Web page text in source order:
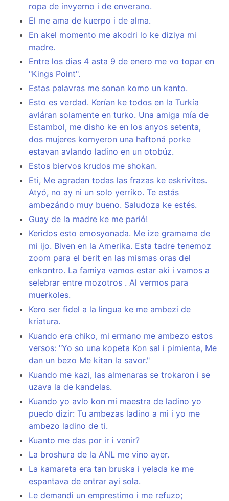
ropa de invyerno i de enverano.
El me ama de kuerpo i de alma.
En akel momento me akodri lo ke diziya mi
madre.
Entre los dias 4 asta 9 de enero me vo topar en
"Kings Point".
Estas palavras me sonan komo un kanto.
Esto es verdad. Kerían ke todos en la Turkía
avláran solamente en turko. Una amiga mía de
Estambol, me disho ke en los anyos setenta,
dos mujeres komyeron una haftoná porke
estavan avlando ladino en un otobúz.
Estos biervos krudos me shokan.
Eti, Me agradan todas las frazas ke eskrivítes.
Atyó, no ay ni un solo yerríko. Te estás
ambezándo muy bueno. Saludoza ke estés.
Guay de la madre ke me parió!
Keridos esto emosyonada. Me ize gramama de
mi ijo. Biven en la Amerika. Esta tadre tenemoz
zoom para el berit en las mismas oras del
enkontro. La famiya vamos estar aki i vamos a
selebrar entre mozotros . Al vermos para
muerkoles.
Kero ser fidel a la lingua ke me ambezi de
kriatura.
Kuando era chiko, mi ermano me ambezo estos
versos: "Yo so una kopeta Kon sal i pimienta, Me
dan un bezo Me kitan la savor."
Kuando me kazi, las almenaras se trokaron i se
uzava la de kandelas.
Kuando yo avlo kon mi maestra de ladino yo
puedo dizir: Tu ambezas ladino a mi i yo me
ambezo ladino de ti.
Kuanto me das por ir i venir?
La broshura de la ANL me vino ayer.
La kamareta era tan bruska i yelada ke me
espantava de entrar ayi sola.
Le demandi un emprestimo i me refuzo;